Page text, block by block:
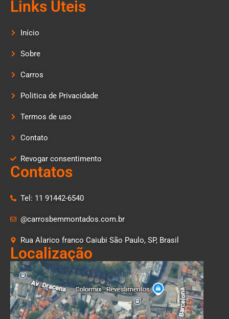
Links Ùteis
Início
Sobre
Carros
Politica de Privacidade
Termos de uso
Contato
Revogar consentimento
Contatos
Tel: 11 91442-6540
@carrosbemmontados.com.br
Rua Alarico franco Caiubi São Paulo, SP, Brasil
Localização